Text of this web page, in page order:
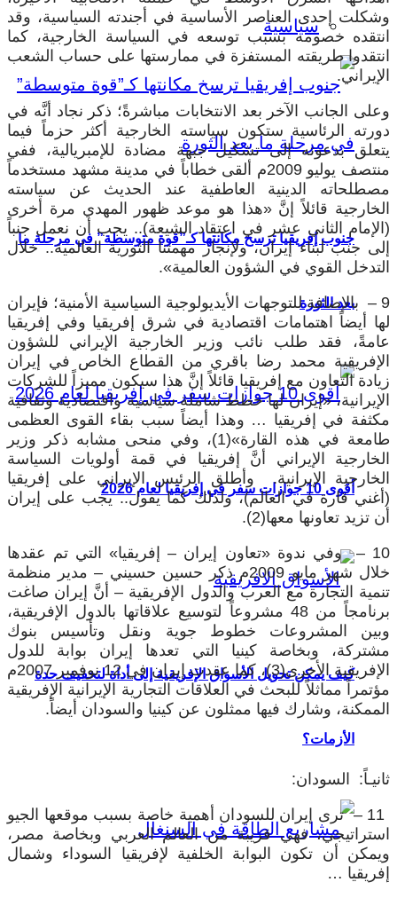
سياسية
جنوب إفريقيا ترسخ مكانتها كـ”قوة متوسطة” في مرحلة ما
بعد الثورة
أقوى 10 جوازات سفر في إفريقيا لعام 2026
كيف يمكن تحويل الأسواق الإفريقية إلى أداة لتخفيف حدة
الأزمات؟
وشكلت إحدى العناصر الأساسية في أجندته السياسية، وقد
انتقده خصومه بسبب توسعه في السياسة الخارجية، كما
انتقدوا طريقته المستفزة في ممارستها على حساب الشعب
الإيراني.
وعلى الجانب الآخر بعد الانتخابات مباشرةً؛ ذكر نجاد أنَّه في
دورته الرئاسية ستكون سياسته الخارجية أكثر حزماً فيما
يتعلق بدعوته إلى تشكيل جبهة مضادة للإمبريالية، ففي
منتصف يوليو 2009م ألقى خطاباً في مدينة مشهد مستخدماً
مصطلحاته الدينية العاطفية عند الحديث عن سياسته
الخارجية قائلاً إنَّ «هذا هو موعد ظهور المهدي مرة أخرى
(الإمام الثاني عشر في اعتقاد الشيعة).. يجب أن نعمل جنباً
إلى جنب لبناء إيران، ولإنجاز مهمتنا الثورية العالمية.. خلال
التدخل القوي في الشؤون العالمية».
9 – بالإضافة للتوجهات الأيديولوجية السياسية الأمنية؛ فإيران
لها أيضاً اهتمامات اقتصادية في شرق إفريقيا وفي إفريقيا
عامةً، فقد طلب نائب وزير الخارجية الإيراني للشؤون
الإفريقية محمد رضا باقري من القطاع الخاص في إيران
زيادة التعاون مع إفريقيا قائلاً إنَّ هذا سيكون مميزاً للشركات
الإيرانية، «إيران لها خطط شاملة سياسية واقتصادية وثقافية
مكثفة في إفريقيا … وهذا أيضاً سبب بقاء القوى العظمى
طامعة في هذه القارة»(1)، وفي منحى مشابه ذكر وزير
الخارجية الإيراني أنَّ إفريقيا في قمة أولويات السياسة
الخارجية الإيرانية. وأطلق الرئيس الإيراني على إفريقيا
(أغني قارة في العالم)، ولذلك كما يقول.. يجب على إيران
أن تزيد تعاونها معها(2).
10 – وفي ندوة «تعاون إيران – إفريقيا» التي تم عقدها
خلال شهر مايو 2009م ذكر حسين حسيني – مدير منظمة
تنمية التجارة مع العرب والدول الإفريقية – أنَّ إيران صاغت
برنامجاً من 48 مشروعاً لتوسيع علاقاتها بالدول الإفريقية،
وبين المشروعات خطوط جوية ونقل وتأسيس بنوك
مشتركة، وبخاصة كينيا التي تعدها إيران بوابة للدول
الإفريقية الأخرى(3)، كما عقدت إيران في 12 نوفمبر 2007م
مؤتمراً مماثلاً للبحث في العلاقات التجارية الإيرانية الإفريقية
الممكنة، وشارك فيها ممثلون عن كينيا والسودان أيضاً.
ثانيـاً: السودان:
11 – ترى إيران للسودان أهمية خاصة بسبب موقعها الجيو
استراتيجي، فهي قريبة من العالم العربي وبخاصة مصر،
ويمكن أن تكون البوابة الخلفية لإفريقيا السوداء وشمال
إفريقيا …